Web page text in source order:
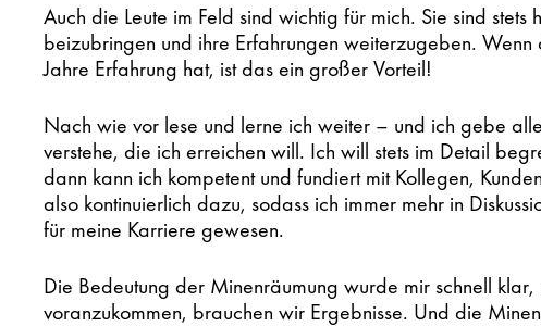
Auch die Leute im Feld sind wichtig für mich. Sie sind
beizubringen und ihre Erfahrungen weiterzugeben.
Jahre Erfahrung hat, ist das ein großer Vorteil!
Nach wie vor lese und lerne ich weiter – und ich gebe
verstehe, die ich erreichen will. Ich will stets im Detail
dann kann ich kompetent und fundiert mit Kollegen,
also kontinuierlich dazu, sodass ich immer mehr in
für meine Karriere gewesen.
Die Bedeutung der Minenräumung wurde mir schnell
voranzukommen, brauchen wir Ergebnisse. Und die